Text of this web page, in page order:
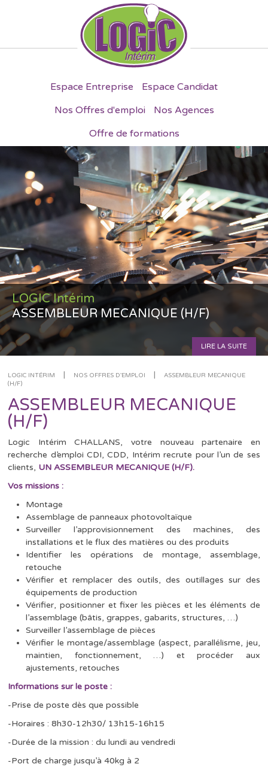
Espace Entreprise
Espace Candidat
Nos Offres d'emploi
Nos Agences
Offre de formations
LOGIC Intérim
ASSEMBLEUR MECANIQUE (H/F)
LIRE LA SUITE
LOGIC INTÉRIM | NOS OFFRES D'EMPLOI |
ASSEMBLEUR MECANIQUE
(H/F)
ASSEMBLEUR MECANIQUE
(H/F)
Logic Intérim CHALLANS, votre nouveau partenaire en
recherche d’emploi CDI, CDD, Intérim recrute pour l’un de ses
clients, UN ASSEMBLEUR MECANIQUE (H/F).
Vos missions :
Montage
Assemblage de panneaux photovoltaïque
Surveiller l’approvisionnement des machines, des
installations et le flux des matières ou des produits
Identifier les opérations de montage, assemblage,
retouche
Vérifier et remplacer des outils, des outillages sur des
équipements de production
Vérifier, positionner et fixer les pièces et les éléments de
l’assemblage (bâtis, grappes, gabarits, structures, …)
Surveiller l’assemblage de pièces
Vérifier le montage/assemblage (aspect, parallélisme, jeu,
maintien, fonctionnement, …) et procéder aux
ajustements, retouches
Informations sur le poste :
-Prise de poste dès que possible
-Horaires : 8h30-12h30/ 13h15-16h15
-Durée de la mission : du lundi au vendredi
-Port de charge jusqu’à 40kg à 2